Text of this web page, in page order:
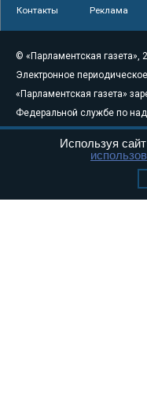
Контакты Реклама
© «Парламентская газета»,
Электронное
«Парламентская газета»
Федеральной службе по
связи, информационных
массовых коммуникаций
Свидетельство о
Используя